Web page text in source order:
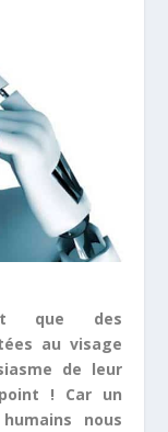
que des
au visage
de leur
! Car un
nous